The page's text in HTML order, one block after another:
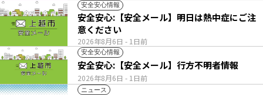
安全安心情報
2026年8月6日 - 1日前
安全安心:【安全メール】明日は熱中症にご注
意ください
安全安心情報
2026年8月6日 - 1日前
安全安心:【安全メール】行方不明者情報
ニュース